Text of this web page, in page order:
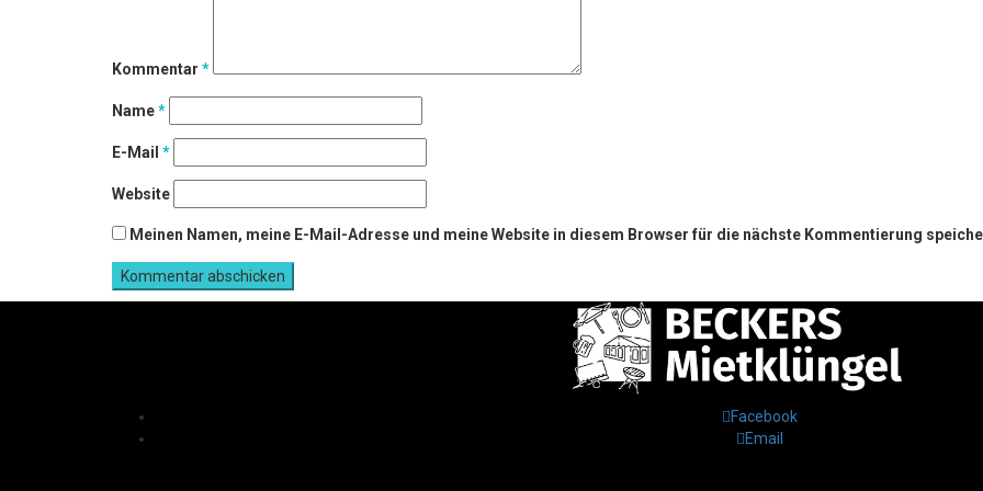
Kommentar *
Name*
E-Mail *
Website
Meinen Namen, meine E-Mail-Adresse und meine Website in diesem Browser für die nächste Kommentierung
Facebook
Email